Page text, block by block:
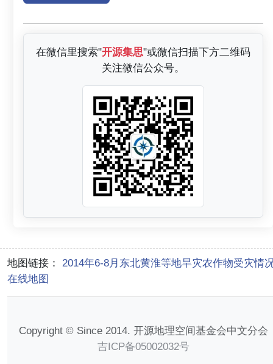
在微信里搜索"开源集思"或微信扫描下方二维码
关注微信公众号。
地图链接： 2014年6-8月东北黄淮等地旱灾农作物受灾情
在线地图
Copyright © Since 2014. 开源地理空间基金会中文分会
吉ICP备05002032号